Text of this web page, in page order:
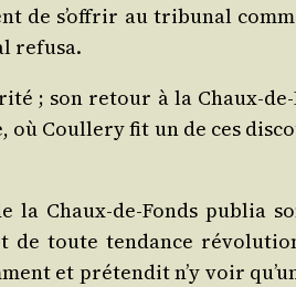
de s’offrir au tri­bu­nal
refusa.
; son retour à la Chaux-
où Coul­le­ry fit un de ces
Chaux-de-Fonds publia
de toute ten­dance
et pré­ten­dit n’y voir